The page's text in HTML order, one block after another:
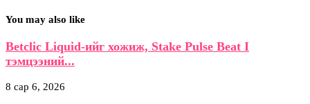
You may also like
Betclic Liquid-ийг хожиж, Stake Pulse Beat I
тэмцээний...
8 сар 6, 2026